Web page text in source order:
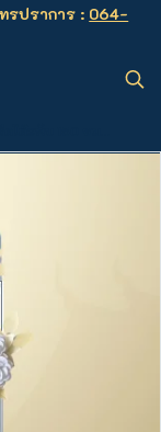
รปราการ : 064-